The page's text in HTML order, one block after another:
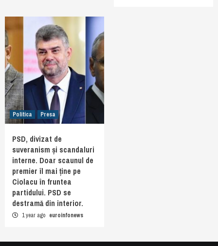
Politica Presa
PSD, divizat de
suveranism și scandaluri
interne. Doar scaunul de
premier îl mai ține pe
Ciolacu în fruntea
partidului. PSD se
destramă din interior.
1 year ago euroinfonews